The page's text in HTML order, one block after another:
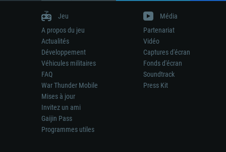
Jeu
A propos du jeu
Actualités
Développement
Véhicules militaires
FAQ
War Thunder Mobile
Mises à jour
Invitez un ami
Gaijin Pass
Programmes utiles
Média
Partenariat
Vidéo
Captures d'écran
Fonds d'écran
Soundtrack
Press Kit